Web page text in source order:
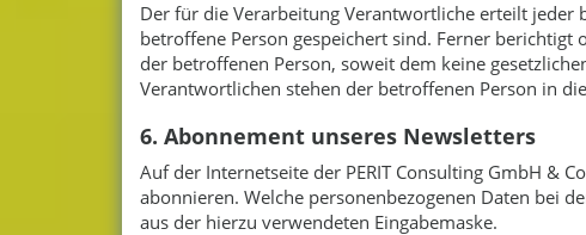
Der für die Verarbeitung Verantwortliche erteilt jeder
betroffene Person gespeichert sind. Ferner
der betroffenen Person, soweit dem keine
Verantwortlichen stehen der betroffenen Person in
6. Abonnement unseres Newsletters
Auf der Internetseite der PERIT Consulting GmbH &
abonnieren. Welche personenbezogenen Daten bei
aus der hierzu verwendeten Eingabemaske.